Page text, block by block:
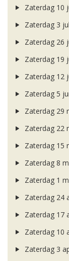
Zaterdag 10
Zaterdag 3
Zaterdag 26
Zaterdag 19
Zaterdag 12
Zaterdag 5
Zaterdag 29
Zaterdag 22
Zaterdag 15
Zaterdag 8
Zaterdag 1
Zaterdag 24
Zaterdag 17
Zaterdag 10
Zaterdag 3